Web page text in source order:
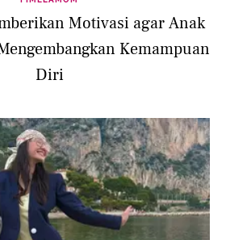
Motivasi agar Anak
Kemampuan
Diri